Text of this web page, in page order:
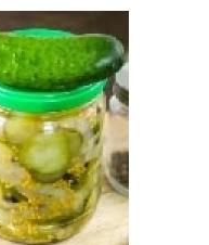
Заготовки из груши
Маслята на зиму